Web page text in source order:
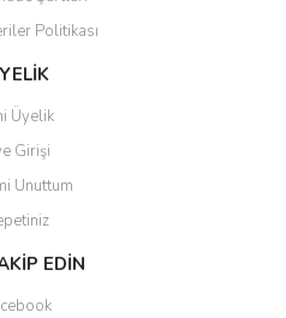
Politikası
Üyelik
Girişi
Unuttum
EDİN